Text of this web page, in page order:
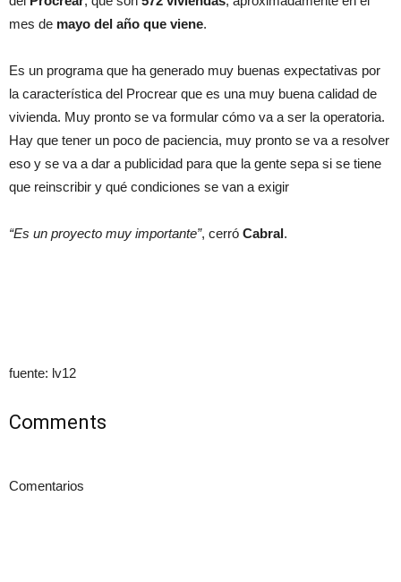
mes de mayo del año que viene.
Es un programa que ha generado muy buenas expectativas por
la característica del Procrear que es una muy buena calidad de
vivienda. Muy pronto se va formular cómo va a ser la operatoria.
Hay que tener un poco de paciencia, muy pronto se va a resolver
eso y se va a dar a publicidad para que la gente sepa si se tiene
que reinscribir y qué condiciones se van a exigir
“Es un proyecto muy importante”, cerró Cabral.
fuente: lv12
Comments
Comentarios